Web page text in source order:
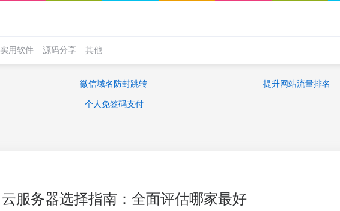
实用软件 源码分享 其他
微信域名防封跳转 提升网站流量排名
个人免签码支付
云服务器选择指南：全面评估哪家最好